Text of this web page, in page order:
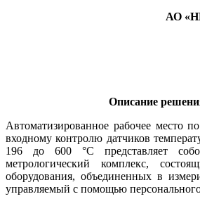
АО
Описание
Автоматизированное рабочее место
входному контролю датчиков
196 до 600 °C представляет
метрологический комплекс,
оборудования, объединенных в
управляемый с помощью